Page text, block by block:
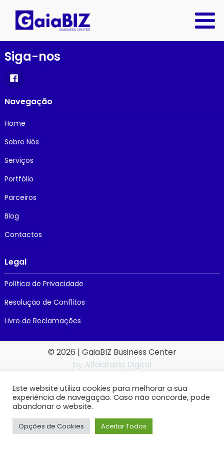
Siga-nos
Navegação
Home
Sobre Nós
Serviços
Portfólio
Parceiros
Blog
Contactos
Legal
Política de Privacidade
Resolução de Conflitos
Livro de Reclamações
© 2026 | GaiaBIZ Business Center
by Alfaiataria Digital
Este website utiliza cookies para melhorar a sua
experiência de navegação. Caso não concorde, pode
abandonar o website.
Opções de Cookies Aceitar Todos